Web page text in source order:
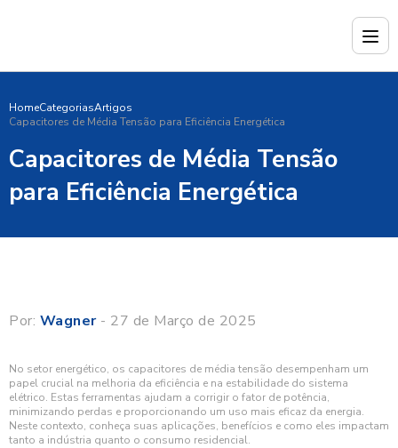
HomeCategoriasArtigos
Capacitores de Média Tensão para Eficiência Energética
Capacitores de Média Tensão
para Eficiência Energética
Por: Wagner- 27 de Março de 2025
No setor energético, os capacitores de média tensão desempenham um
papel crucial na melhoria da eficiência e na estabilidade do sistema
elétrico. Estas ferramentas ajudam a corrigir o fator de potência,
minimizando perdas e proporcionando um uso mais eficaz da energia.
Neste contexto, conheça suas aplicações, benefícios e como eles impactam
tanto a indústria quanto o consumo residencial.